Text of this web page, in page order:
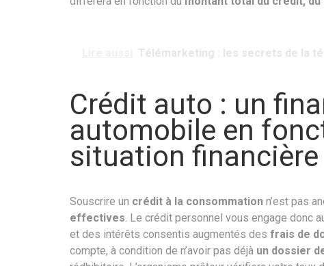
Télémarketing : les secrets de la
Crédit auto : un
automobile en
situation financière
Souscrire un crédit à la consommation n’est pas
effectives . Le crédit personnel vous engage donc
et des intérêts consentis augmentés des frais de
compte, à condition de n’avoir pas déjà un dossier